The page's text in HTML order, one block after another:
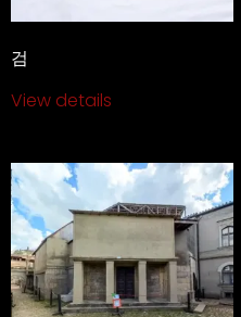
검
View details